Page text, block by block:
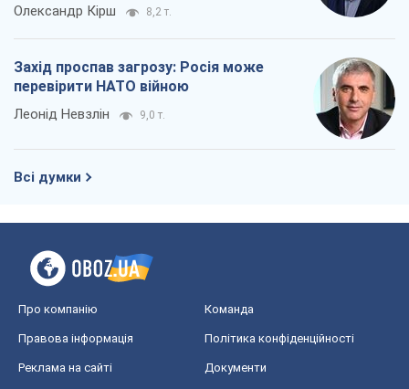
Олександр Кірш 8,2 т.
Захід проспав загрозу: Росія може
перевірити НАТО війною
Леонід Невзлін 9,0 т.
Всі думки
Про компанію Команда
Правова інформація Політика конфіденційності
Реклама на сайті Документи